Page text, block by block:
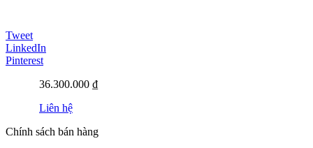
Tweet
LinkedIn
Pinterest
36.300.000 ₫
Liên hệ
Chính sách bán hàng